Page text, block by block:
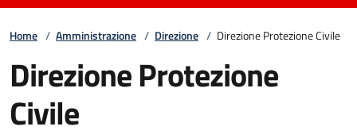
Home / Amministrazione / Direzione / Direzione Protezione Civile
Direzione Protezione
Civile